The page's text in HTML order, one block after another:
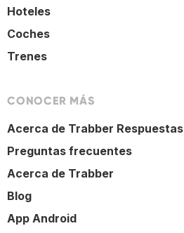
Hoteles
Coches
Trenes
CONOCER MÁS
Acerca de Trabber Respuestas
Preguntas frecuentes
Acerca de Trabber
Blog
App Android